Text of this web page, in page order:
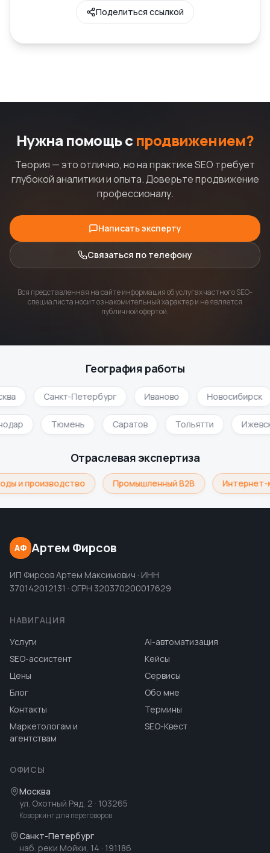
Поделиться ссылкой
Нужна помощь с продвижением?
Теория — это отлично, но на практике SEO требует
глубокой аналитики и опыта. Доверьте продвижение
профессионалу.
Написать эксперту
Связаться по телефону
Вся представленная на сайте информация об услугах частного SEO-
специалиста носит ознакомительный характер и не является
публичной офертой.
География работы
Санкт-Петербург Иваново Новосибирск
Тюмень Саратов Тольятти
Отраслевая экспертиза
и производство Промышленный B2B Интернет-
АФ Артем Фирсов
ИП Фирсов Артем Максимович · ИНН
370142012131 · ОГРН 320370200017629
НАВИГАЦИЯ
Услуги
AI-автоматизация
SEO-ассистент
Кейсы
Цены
Сервисы
Блог
Обо мне
Контакты
Термины
Маркетологам и
агентствам
SEO-Квест
ОФИСЫ
Москва
ул. Охотный Ряд, 2 · 103265
Коворкинг для переговоров
Санкт-Петербург
наб. реки Мойки, 14 · 191186